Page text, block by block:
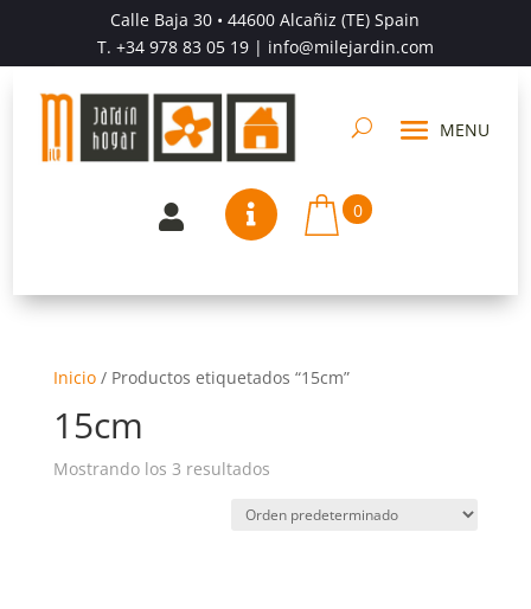
Calle Baja 30 • 44600 Alcañiz (TE) Spain
T. +34 978 83 05 19| info@milejardin.com
  0
Inicio/ Productos etiquetados “15cm”
15cm
Mostrando los 3 resultados